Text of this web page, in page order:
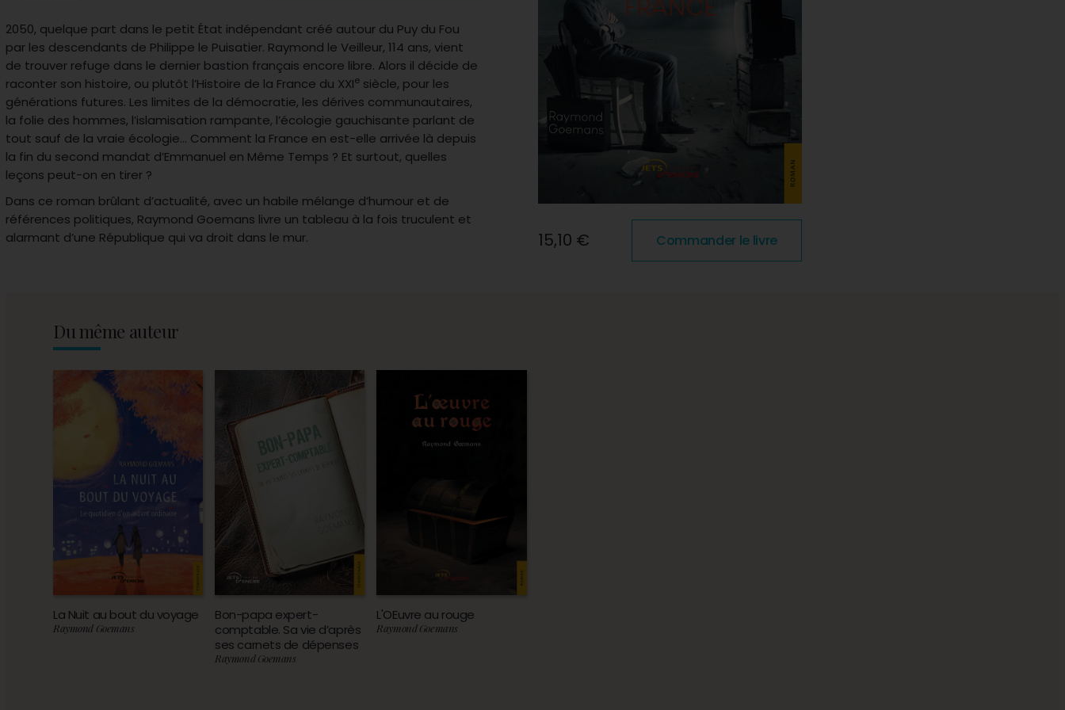
2050, quelque part dans le petit État indépendant créé autour du Puy du Fou
par les descendants de Philippe le Puisatier. Raymond le Veilleur, 114 ans, vient
de trouver refuge dans le dernier bastion français encore libre. Alors il décide de
raconter son histoire, ou plutôt l’Histoire de la France du XXIe siècle, pour les
générations futures. Les limites de la démocratie, les dérives communautaires,
la folie des hommes, l’islamisation rampante, l’écologie gauchisante parlant de
tout sauf de la vraie écologie… Comment la France en est-elle arrivée là depuis
la fin du second mandat d’Emmanuel en Même Temps ? Et surtout, quelles
leçons peut-on en tirer ?
Dans ce roman brûlant d’actualité, avec un habile mélange d’humour et de
références politiques, Raymond Goemans livre un tableau à la fois truculent et
alarmant d’une République qui va droit dans le mur.
15,10 € Commander le livre
Du même auteur
La Nuit au bout du voyage
Raymond Goemans
Bon-papa expert-
comptable. Sa vie d’après
ses carnets de dépenses
Raymond Goemans
L'OEuvre au rouge
Raymond Goemans